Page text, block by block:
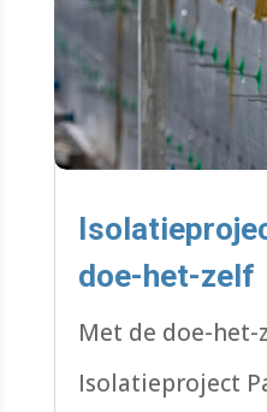
doe-het-zelf
Met de doe-
Isolatieproject